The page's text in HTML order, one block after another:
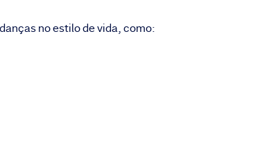
no estilo de vida, como: